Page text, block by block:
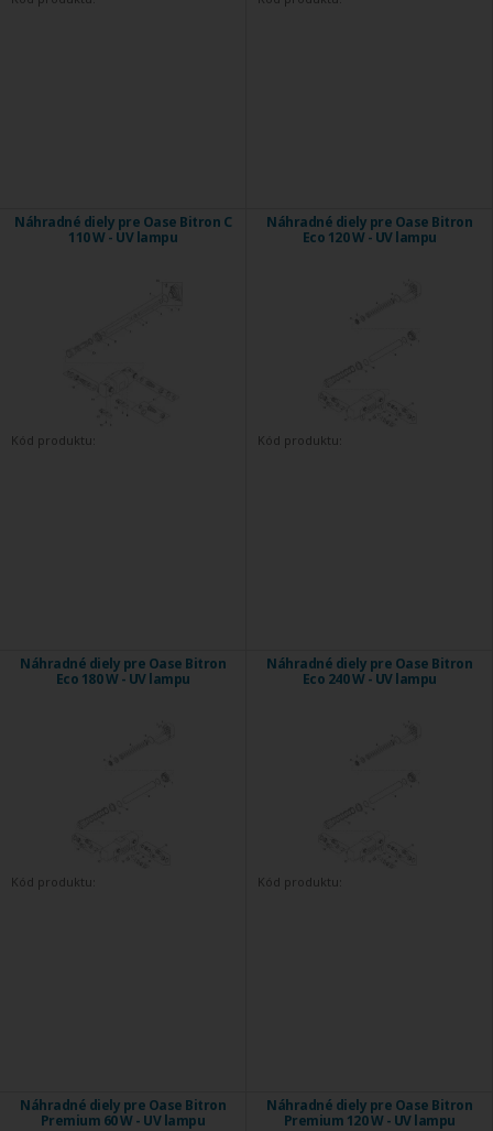
Náhradné diely pre Oase Bitron C
110 W - UV lampu
Kód produktu:
Náhradné diely pre Oase Bitron
Eco 120 W - UV lampu
Kód produktu:
Náhradné diely pre Oase Bitron
Eco 180 W - UV lampu
Kód produktu:
Náhradné diely pre Oase Bitron
Eco 240 W - UV lampu
Kód produktu:
Náhradné diely pre Oase Bitron
Premium 60 W - UV lampu
Náhradné diely pre Oase Bitron
Premium 120 W - UV lampu